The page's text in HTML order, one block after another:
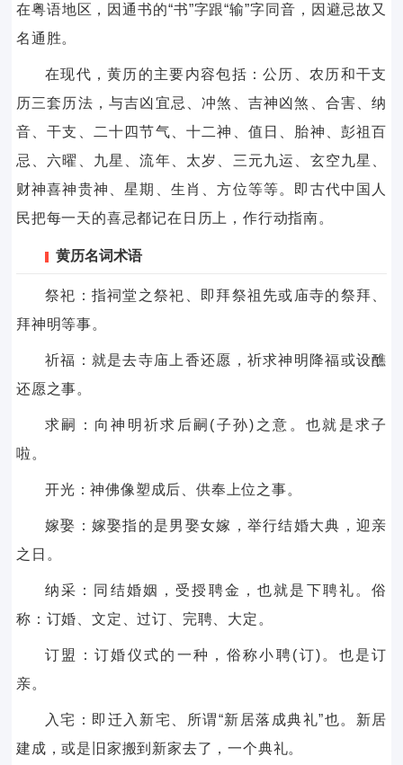
在粤语地区，因通书的“书”字跟“输”字同音，因避忌故又
名通胜。
在现代，黄历的主要内容包括：公历、农历和干支
历三套历法，与吉凶宜忌、冲煞、吉神凶煞、合害、纳
音、干支、二十四节气、十二神、值日、胎神、彭祖百
忌、六曜、九星、流年、太岁、三元九运、玄空九星、
财神喜神贵神、星期、生肖、方位等等。即古代中国人
民把每一天的喜忌都记在日历上，作行动指南。
黄历名词术语
祭祀：指祠堂之祭祀、即拜祭祖先或庙寺的祭拜、
拜神明等事。
祈福：就是去寺庙上香还愿，祈求神明降福或设醮
还愿之事。
求嗣：向神明祈求后嗣(子孙)之意。也就是求子
啦。
开光：神佛像塑成后、供奉上位之事。
嫁娶：嫁娶指的是男娶女嫁，举行结婚大典，迎亲
之日。
纳采：同结婚姻，受授聘金，也就是下聘礼。俗
称：订婚、文定、过订、完聘、大定。
订盟：订婚仪式的一种，俗称小聘(订)。也是订
亲。
入宅：即迁入新宅、所谓“新居落成典礼”也。新居
建成，或是旧家搬到新家去了，一个典礼。